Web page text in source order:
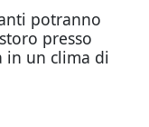
potranno
presso
in un clima di